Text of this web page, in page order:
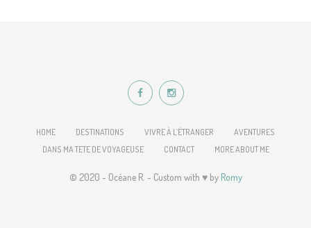
HOME DESTINATIONS VIVRE À L’ÉTRANGER
AVENTURES
DANS MA TETE DE VOYAGEUSE
CONTACT MORE ABOUT ME
© 2020 - Océane R. - Custom with ♥ by Romy